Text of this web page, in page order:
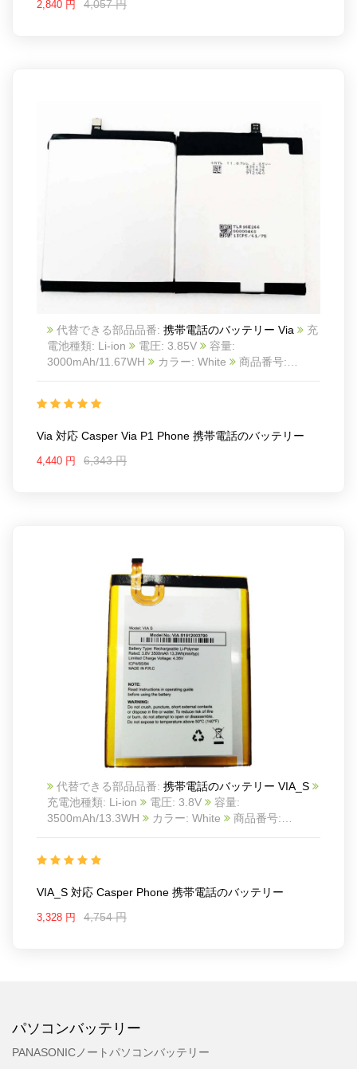
2,840 円 4,057 円
代替できる部品品番: 携帯電話のバッテリー Via
充
電池種類: Li-ion
電圧: 3.85V
3000mAh/11.67WH
カラー: White
商品番号:
Via 対応 Casper Via P1 Phone 携帯電話のバッテリー
4,440 円 6,343 円
代替できる部品品番: 携帯電話のバッテリー VIA_S
充電池種類: Li-ion
電圧: 3.8V
3500mAh/13.3WH
カラー: White
商品番号:
VIA_S 対応 Casper Phone 携帯電話のバッテリー
3,328 円 4,754 円
パソコンバッテリー
PANASONICノートパソコンバッテリー